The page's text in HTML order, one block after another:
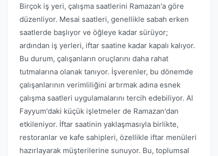
Birçok iş yeri, çalışma saatlerini Ramazan'a göre
düzenliyor. Mesai saatleri, genellikle sabah erken
saatlerde başlıyor ve öğleye kadar sürüyor;
ardından iş yerleri, iftar saatine kadar kapalı kalıyor.
Bu durum, çalışanların oruçlarını daha rahat
tutmalarına olanak tanıyor. İşverenler, bu dönemde
çalışanlarının verimliliğini artırmak adına esnek
çalışma saatleri uygulamalarını tercih edebiliyor. Al
Fayyum'daki küçük işletmeler de Ramazan'dan
etkileniyor. İftar saatinin yaklaşmasıyla birlikte,
restoranlar ve kafe sahipleri, özellikle iftar menüleri
hazırlayarak müşterilerine sunuyor. Bu, toplumsal